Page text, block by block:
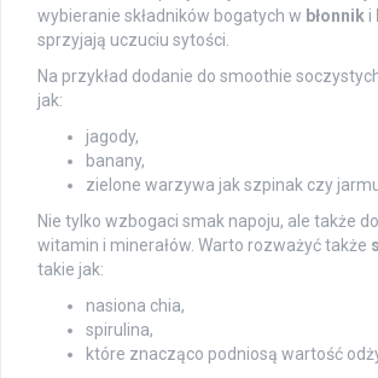
wybieranie składników bogatych w błonnik i
sprzyjają uczuciu sytości.
Na przykład dodanie do smoothie
jak:
jagody,
banany,
zielone warzywa jak szpinak czy
Nie tylko wzbogaci smak napoju, ale także
witamin i minerałów. Warto rozważyć także
takie jak:
nasiona chia,
spirulina,
które znacząco podniosą wartość